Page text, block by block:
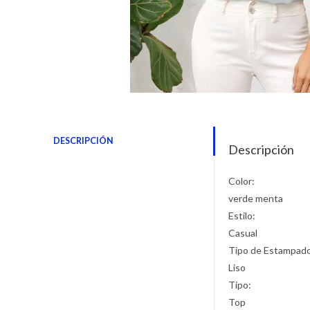
DESCRIPCIÓN
Descripción
Color:
verde menta
Estilo:
Casual
Tipo de
Liso
Tipo:
Top